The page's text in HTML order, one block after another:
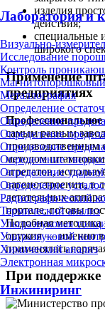
Лаборатория и
Визуально-
Исследование
Контроль
Магнитопорошковый
Металлография
Определение
Определение
Определение
Определение
Определение
Определение
Определение
Радиографический
Термический анализ
Ультразвуковая
Ультразвуковой
Химический анализ
Электронная
Инжиниринг
изделия
действия;
специальные
широкого
Применение
предприятиях
Профессиональное
самым разным
производственным
методом
агрегатов,
вагоностроении, в
летательных
портале, готовы
Подобная методика
оружия — именно в
применялась
При поддержке